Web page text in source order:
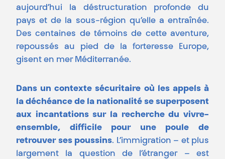
aujourd’hui la déstructuration profonde du
pays et de la sous-région qu’elle a entraînée.
Des centaines de témoins de cette aventure,
repoussés au pied de la forteresse Europe,
gisent en mer Méditerranée.
Dans un contexte sécuritaire où les appels à
la déchéance de la nationalité se superposent
aux incantations sur la recherche du vivre-
ensemble, difficile pour une poule de
retrouver ses poussins. L’immigration – et plus
largement la question de l’étranger – est